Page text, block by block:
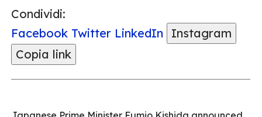
Condividi:
Facebook Twitter LinkedIn
Instagram
Copia link